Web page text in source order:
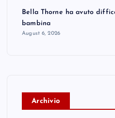
Bella Thorne ha avuto
bambina
August 6, 2026
Archivio